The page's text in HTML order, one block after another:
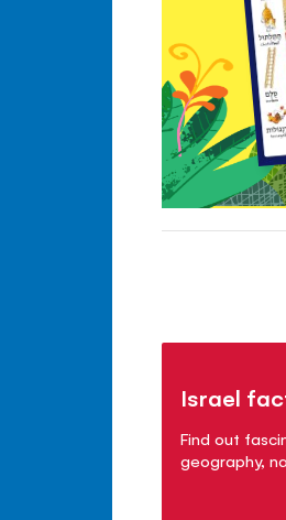
Israel
Find out
geography,